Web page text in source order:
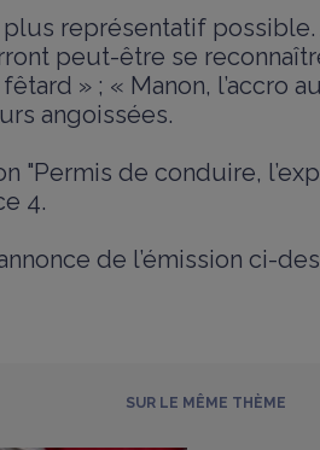
représentatif possible.
peut-être se
» ; « Manon, l’accro
angoissées.
"Permis de conduire,
4.
de l’émission ci-
SUR LE MÊME THÈME